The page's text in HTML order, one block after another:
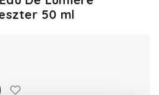
50 ml